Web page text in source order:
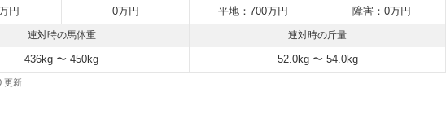
円 0万円 平地：700万円 障害：0万円
連対時の馬体重 連対時の斤量
436kg 〜 450kg 52.0kg 〜 54.0kg